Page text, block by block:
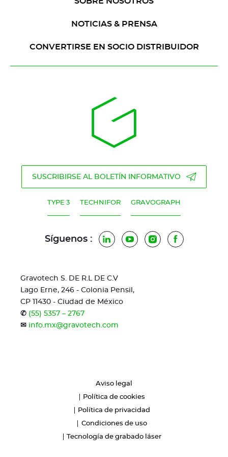
NOTICIAS & PRENSA
CONVERTIRSE EN SOCIO DISTRIBUIDOR
SUSCRIBIRSE AL BOLETÍN INFORMATIVO
TYPE 3 TECHNIFOR GRAVOGRAPH
Síguenos : LinkedInYouTubeInstagramFacebook
Gravotech S. DE R.L DE C.V
Lago Erne, 246 - Colonia Pensil,
CP 11430 - Ciudad de México
✆ (55) 5357 – 2767
✉ info.mx@gravotech.com
Aviso legal
Política de cookies
Política de privacidad
Condiciones de uso
Tecnología de grabado láser